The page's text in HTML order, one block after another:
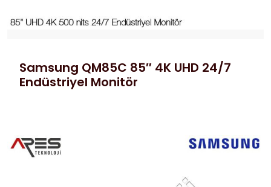
Samsung QM85C 85″ 4K UHD 24/7
Endüstriyel Monitör